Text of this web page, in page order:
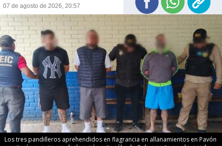
07 de agosto de 2026, 20:57
Los tres pandilleros aprehendidos en flagrancia en allanamientos en Pavón